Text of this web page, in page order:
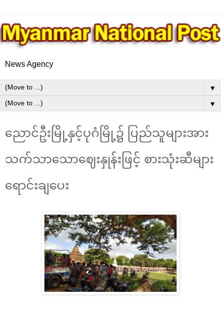
News Agency
▼
▼
ညောင်ဦးမြို့နှင့်ပုဂံမြို့၌ ပြည်သူများအား
သက်သာသောဈေးနှုန်းဖြင့် စားသုံးဆီများ
ရောင်းချပေး